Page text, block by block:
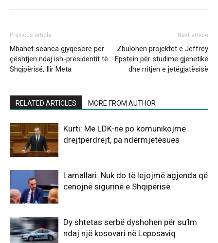
Previous article
Mbahet seanca gjyqësore për
çështjen ndaj ish-presidentit të
Shqipërisë, Ilir Meta
Next article
Zbulohen projektet e Jeffrey
Epstein për studime gjenetike
dhe rritjen e jetëgjatësisë
RELATED ARTICLES MORE FROM AUTHOR
Kurti: Me LDK-në po komunikojmë
drejtpërdrejt, pa ndërmjetësues
Lamallari: Nuk do të lejojmë agjenda që
cenojnë sigurinë e Shqipërisë
Dy shtetas serbë dyshohen për su’lm
ndaj një kosovari në Leposaviq